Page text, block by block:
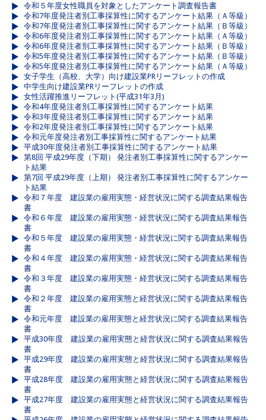
令和５年度女性職員を対象としたアンケート調査報告書
令和7年度発注者別工事採算性に関するアンケート結果（Ａ等級）
令和7年度発注者別工事採算性に関するアンケート結果（Ｂ等級）
令和6年度発注者別工事採算性に関するアンケート結果（Ａ等級）
令和6年度発注者別工事採算性に関するアンケート結果（Ｂ等級）
令和5年度発注者別工事採算性に関するアンケート結果（Ｂ等級）
令和5年度発注者別工事採算性に関するアンケート結果（Ａ等級）
女子学生（高校、大学）向け建設業PRリーフレットの作成
中学生向け建設業PRリーフレットの作成
女性活躍推進リーフレット(平成31年3月)
令和4年度発注者別工事採算性に関するアンケート結果
令和3年度発注者別工事採算性に関するアンケート結果
令和2年度発注者別工事採算性に関するアンケート結果
令和元年度発注者別工事採算性に関するアンケート結果
平成30年度発注者別工事採算性に関するアンケート結果
第8回 平成29年度（下期） 発注者別工事採算性に関するアンケー
ト結果
第7回 平成29年度（上期） 発注者別工事採算性に関するアンケー
ト結果
令和７年度 建設業の雇用実態・経営状況に関する調査結果報告
書
令和６年度 建設業の雇用実態・経営状況に関する調査結果報告
書
令和５年度 建設業の雇用実態・経営状況に関する調査結果報告
書
令和４年度 建設業の雇用実態・経営状況に関する調査結果報告
書
令和３年度 建設業の雇用実態・経営状況に関する調査結果報告
書
令和２年度 建設業の雇用実態と経営状況に関する調査結果報告
書
令和元年度 建設業の雇用実態と経営状況に関する調査結果報告
書
平成30年度 建設業の雇用実態と経営状況に関する調査結果報告
書
平成29年度 建設業の雇用実態と経営状況に関する調査結果報告
書
平成28年度 建設業の雇用実態と経営状況に関する調査結果報告
書
平成27年度 建設業の雇用実態と経営状況に関する調査結果報告
書